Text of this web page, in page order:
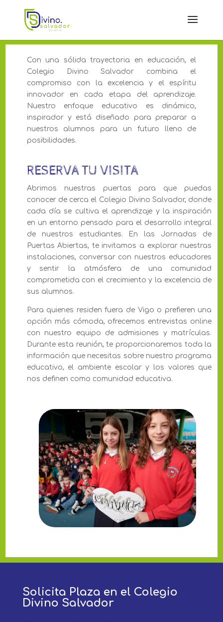
Con una sólida trayectoria en educación, el
Colegio Divino Salvador combina el
compromiso con la excelencia y el espíritu
innovador en cada etapa del aprendizaje.
Nuestro enfoque educativo es dinámico,
inspirador y está diseñado para preparar a
nuestros alumnos para un futuro lleno de
posibilidades.
RESERVA TU VISITA
Abrimos nuestras puertas para que puedas
conocer de cerca el Colegio Divino Salvador, donde
cada día se cultiva el aprendizaje y la inspiración
en un entorno pensado para el desarrollo integral
de nuestros estudiantes. En las Jornadas de
Puertas Abiertas, te invitamos a explorar nuestras
instalaciones, conversar con nuestros educadores
y sentir la atmósfera de una comunidad
comprometida con el crecimiento y la excelencia de
sus alumnos.
Para quienes residen fuera de Vigo o prefieren una
opción más cómoda, ofrecemos entrevistas online
con nuestro equipo de admisiones y matrículas.
Durante esta reunión, te proporcionaremos toda la
información que necesitas sobre nuestro programa
educativo, el ambiente escolar y los valores que
nos definen como comunidad educativa.
Solicita Plaza en el Colegio
Divino Salvador